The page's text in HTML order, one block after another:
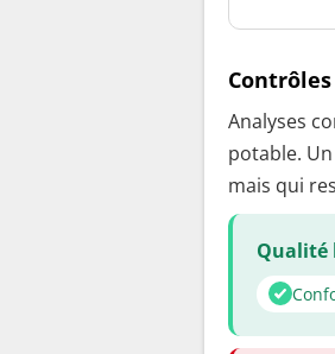
Analyses
potable.
mais qui
Qualité